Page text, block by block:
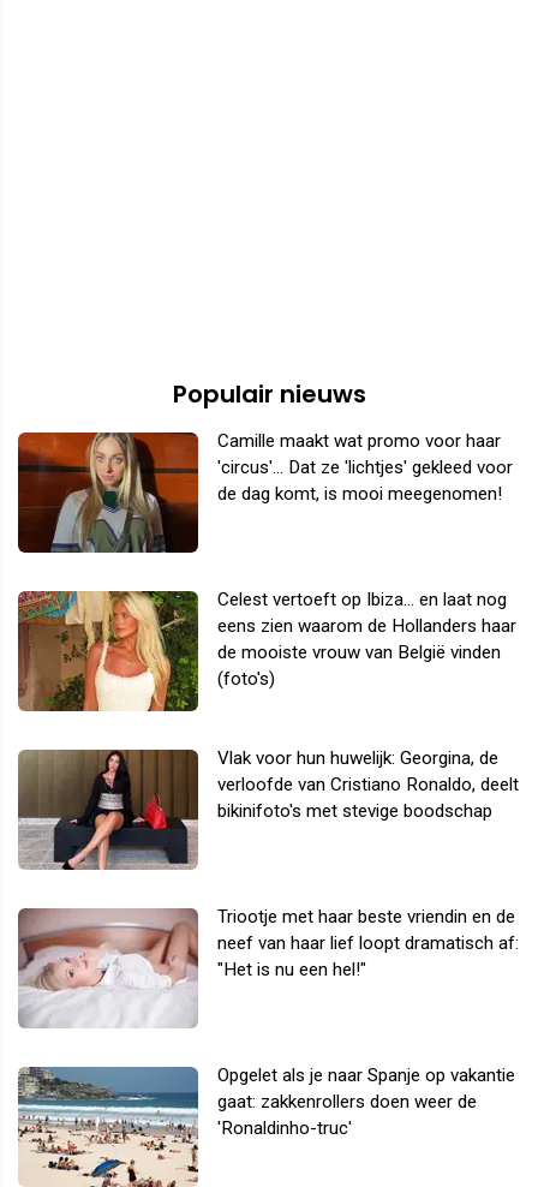
Populair nieuws
Camille maakt wat promo voor haar
'circus'... Dat ze 'lichtjes' gekleed voor
de dag komt, is mooi meegenomen!
Celest vertoeft op Ibiza... en laat nog
eens zien waarom de Hollanders haar
de mooiste vrouw van België vinden
(foto's)
Vlak voor hun huwelijk: Georgina, de
verloofde van Cristiano Ronaldo, deelt
bikinifoto's met stevige boodschap
Triootje met haar beste vriendin en de
neef van haar lief loopt dramatisch af:
"Het is nu een hel!"
Opgelet als je naar Spanje op vakantie
gaat: zakkenrollers doen weer de
'Ronaldinho-truc'